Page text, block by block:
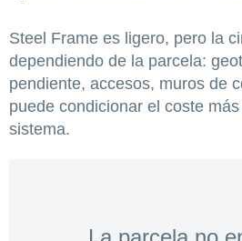
Steel Frame es ligero, pero la
dependiendo de la parcela:
pendiente, accesos, muros de
puede condicionar el coste
sistema.